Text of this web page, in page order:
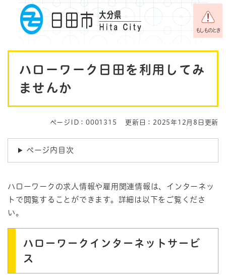
メニューを飛ばして本文へ
もしものとき
ハローワーク日田を利用してみ
ませんか
ページID：0001315 更新日：2025年12月8日更新
ページ内目次
ハローワークの求人情報や雇用関連情報は、インターネッ
トで閲覧することができます。詳細は以下をご覧くださ
い。
ハローワークインターネットサービ
ス